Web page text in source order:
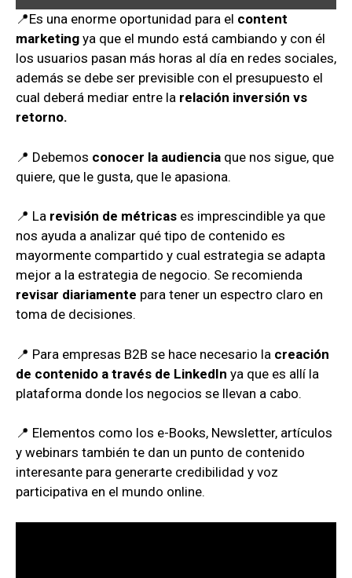
📍Es una enorme oportunidad para el content
marketing ya que el mundo está cambiando y con él
los usuarios pasan más horas al día en redes sociales,
además se debe ser previsible con el presupuesto el
cual deberá mediar entre la relación inversión vs
retorno.
📍 Debemos conocer la audiencia que nos sigue, que
quiere, que le gusta, que le apasiona.
📍 La revisión de métricas es imprescindible ya que
nos ayuda a analizar qué tipo de contenido es
mayormente compartido y cual estrategia se adapta
mejor a la estrategia de negocio. Se recomienda
revisar diariamente para tener un espectro claro en
toma de decisiones.
📍 Para empresas B2B se hace necesario la creación
de contenido a través de LinkedIn ya que es allí la
plataforma donde los negocios se llevan a cabo.
📍 Elementos como los e-Books, Newsletter, artículos
y webinars también te dan un punto de contenido
interesante para generarte credibilidad y voz
participativa en el mundo online.